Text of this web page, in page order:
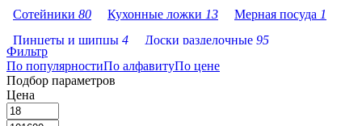
Сотейники 80 Кухонные ложки 13 Мерная посуда 1
Пинцеты и щипцы 4 Доски разделочные 95
Аксессуары кухонные213 Гастроемкости
Кастрюли
Кухонные лопатки
Фильтр
По популярностиПо алфавитуПо цене
Подбор параметров
Цена